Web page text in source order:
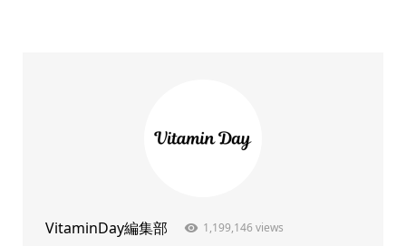
VitaminDay編集部 1,199,146 views